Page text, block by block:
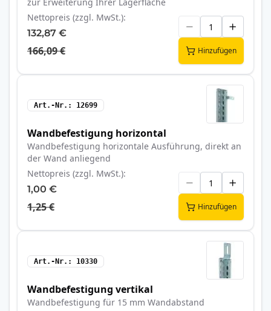
Nettopreis (zzgl. MwSt.)
132,87 €
166,09 € Hinzufügen
Art.-Nr. 12699
Wandbefestigung horizontal
Wandbefestigung horizontale Ausführung, direkt an
der Wand anliegend
Nettopreis (zzgl. MwSt.)
1,00 €
1,25 € Hinzufügen
Art.-Nr. 10330
Wandbefestigung vertikal
Wandbefestigung für 15 mm Wandabstand